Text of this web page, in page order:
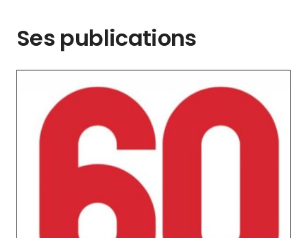
Ses publications